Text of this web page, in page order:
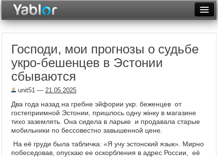
Неделя
Месяц
Архив
Фототоп
Видеотоп
Господи, мои прогнозы о судьбе
укро-бешенцев в Эстонии
сбываются
unit51 — 21.05.2025
Два года назад на гребне эйфории укр. беженцев от
гостеприимной Эстонии, пришлось одну жiнку в магазине
тихо заземлять. Она сидела в ларьке и продавала старые
мобильники по бессовестно завышенной цене.
На её груди была табличка: «Я учу эстонский язык». Мирно
побеседовав, опускаю ее оскорбления в адрес России, её